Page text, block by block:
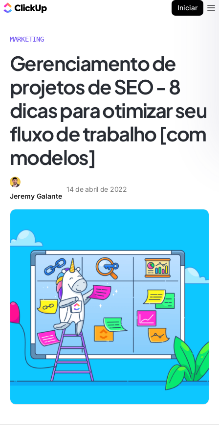
Iniciar
MARKETING
Gerenciamento de
projetos de SEO - 8
dicas para otimizar seu
fluxo de trabalho [com
modelos]
Jeremy Galante
14 de abril de 2022